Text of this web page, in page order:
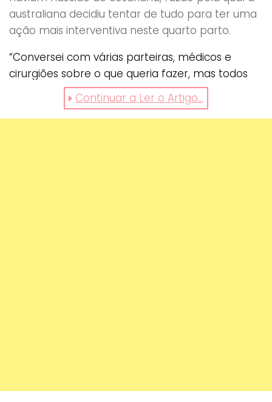
australiana decidiu tentar de tudo para ter uma
ação mais interventiva neste quarto parto.
“Conversei com várias parteiras, médicos e
cirurgiões sobre o que queria fazer, mas todos
eles disseram que dependeria do cirurgião que
estivesse de serviço no dia do parto”, revelou. Na
‘Hora H’, a mamã teve sorte e conseguiu realizar
Continuar a Ler o Artigo...